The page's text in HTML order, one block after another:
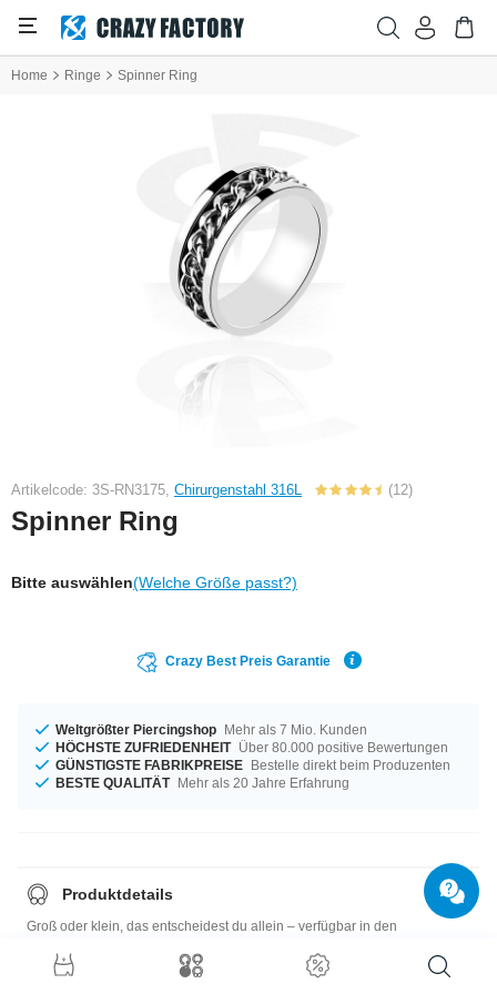
Home Ringe Spinner Ring
Artikelcode: 3S-RN3175, Chirurgenstahl 316L (12)
Spinner Ring
Bitte auswählen(Welche Größe passt?)
Crazy Best Preis Garantie
Weltgrößter Piercingshop Mehr als 7 Mio. Kunden
HÖCHSTE ZUFRIEDENHEIT Über 80.000 positive Bewertungen
GÜNSTIGSTE FABRIKPREISE Bestelle direkt beim Produzenten
BESTE QUALITÄT Mehr als 20 Jahre Erfahrung
Produktdetails
Groß oder klein, das entscheidest du allein – verfügbar in den
du lange lange Spaß haben wirst!